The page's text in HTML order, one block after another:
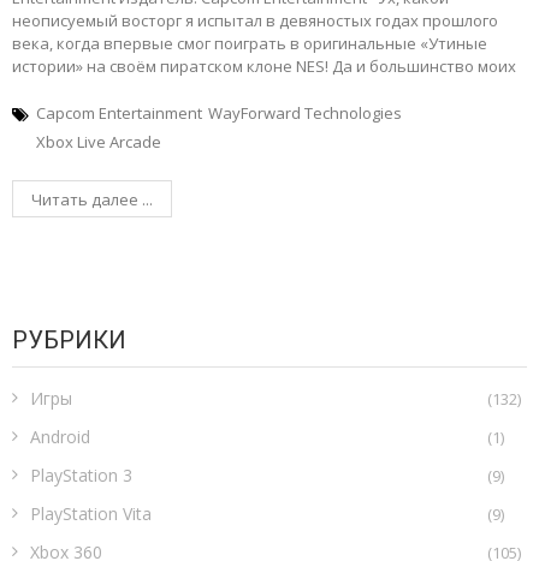
неописуемый восторг я испытал в девяностых годах прошлого
века, когда впервые смог поиграть в оригинальные «Утиные
истории» на своём пиратском клоне NES! Да и большинство моих
Capcom Entertainment WayForward Technologies
Xbox Live Arcade
Читать далее ...
РУБРИКИ
Игры (132)
Android (1)
PlayStation 3 (9)
PlayStation Vita (9)
Xbox 360 (105)